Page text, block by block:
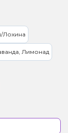
Лохина
Лимонад